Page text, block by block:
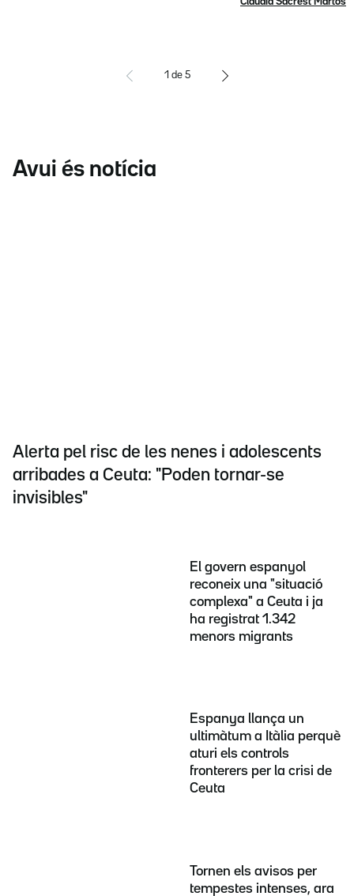
1 de 5
Avui és notícia
Alerta pel risc de les nenes i adolescents
arribades a Ceuta: "Poden tornar-se
invisibles"
El govern espanyol
reconeix una "situació
complexa" a Ceuta i ja
ha registrat 1.342
menors migrants
Espanya llança un
ultimàtum a Itàlia perquè
aturi els controls
fronterers per la crisi de
Ceuta
Tornen els avisos per
tempestes intenses, ara